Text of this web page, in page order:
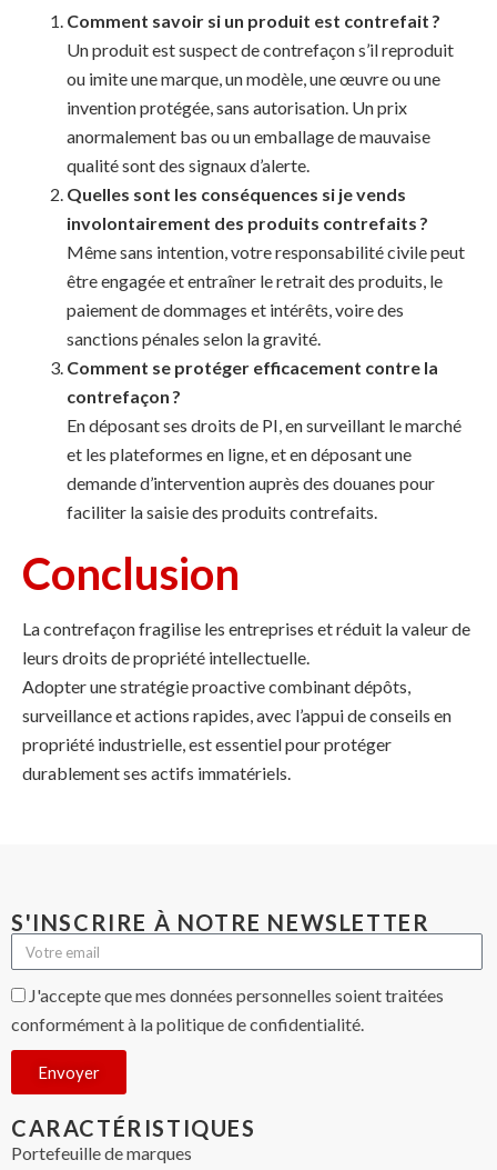
Comment savoir si un produit est contrefait ?
Un produit est suspect de contrefaçon s’il reproduit
ou imite une marque, un modèle, une œuvre ou une
invention protégée, sans autorisation. Un prix
anormalement bas ou un emballage de mauvaise
qualité sont des signaux d’alerte.
Quelles sont les conséquences si je vends
involontairement des produits contrefaits ?
Même sans intention, votre responsabilité civile peut
être engagée et entraîner le retrait des produits, le
paiement de dommages et intérêts, voire des
sanctions pénales selon la gravité.
Comment se protéger efficacement contre la
contrefaçon ?
En déposant ses droits de PI, en surveillant le marché
et les plateformes en ligne, et en déposant une
demande d’intervention auprès des douanes pour
faciliter la saisie des produits contrefaits.
Conclusion
La contrefaçon fragilise les entreprises et réduit la valeur de
leurs droits de propriété intellectuelle.
Adopter une stratégie proactive combinant dépôts,
surveillance et actions rapides, avec l’appui de conseils en
propriété industrielle, est essentiel pour protéger
durablement ses actifs immatériels.
CARACTÉRISTIQUES
Portefeuille de marques
S'INSCRIRE À NOTRE NEWSLETTER
J'accepte que mes données personnelles soient traitées
conformément à la politique de confidentialité.
Envoyer